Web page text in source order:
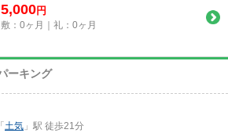
5,000円
敷：0ヶ月｜礼：0ヶ月
ーキング
「 土気 」駅 徒歩21分